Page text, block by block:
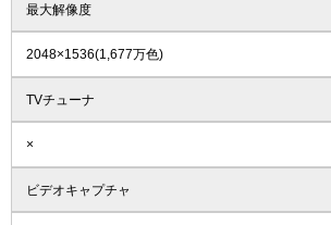
最大解像度
2048×1536(1,677万色)
TVチューナ
×
ビデオキャプチャ